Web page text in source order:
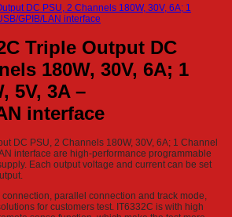
Triple Output DC
180W, 30V, 6A; 1
5V, 3A –
interface
DC PSU, 2 Channels 180W, 30V, 6A; 1 Channel
interface are high-performance programmable
Each output voltage and current can be set
parallel connection and track mode,
for customers test. IT6332C is with high